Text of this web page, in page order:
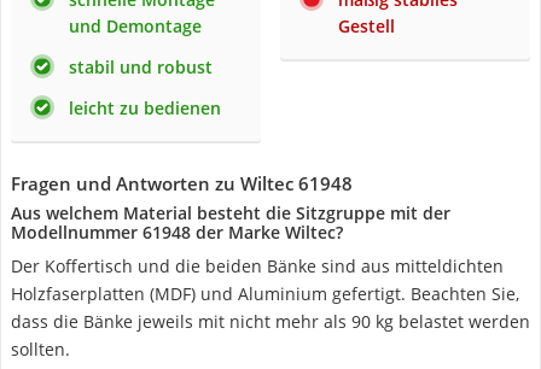
und Demontage
stabil und robust
leicht zu bedienen
Gestell
Fragen und Antworten zu Wiltec 61948
Aus welchem Material besteht die Sitzgruppe mit der
Modellnummer 61948 der Marke Wiltec?
Der Koffertisch und die beiden Bänke sind aus mitteldichten
Holzfaserplatten (MDF) und Aluminium gefertigt. Beachten Sie,
dass die Bänke jeweils mit nicht mehr als 90 kg belastet werden
sollten.